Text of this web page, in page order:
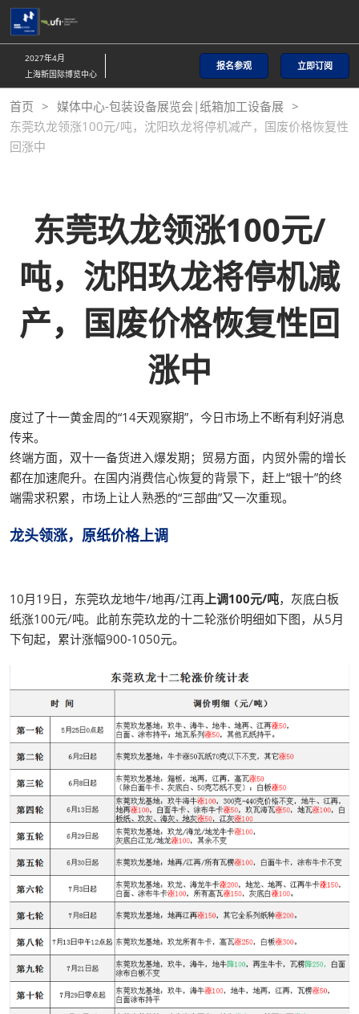
直
接
跳
至
内
容
2027年4月
上海新国际博览中心
报名参观 立即订阅
首页
媒体中心-包装设备展览会|纸箱加工设备展
东莞玖龙领涨100元/吨，沈阳玖龙将停机减产，国废价格恢复性
回涨中
东莞玖龙领涨100元/
吨，沈阳玖龙将停机减
产，国废价格恢复性回
涨中
度过了十一黄金周的“14天观察期”，今日市场上不断有利好消息
传来。
终端方面，双十一备货进入爆发期；贸易方面，内贸外需的增长
都在加速爬升。在国内消费信心恢复的背景下，赶上“银十”的终
端需求积累，市场上让人熟悉的“三部曲”又一次重现。
龙头领涨，原纸价格上调
10月19日，东莞玖龙地牛/地再/江再上调100元/吨，灰底白板
纸涨100元/吨。此前东莞玖龙的十二轮涨价明细如下图，从5月
下旬起，累计涨幅900-1050元。